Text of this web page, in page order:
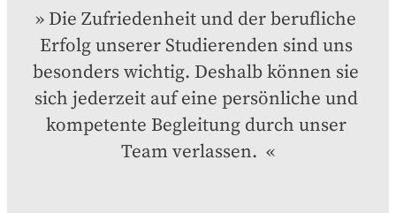
Die Zufriedenheit und der berufliche
Erfolg unserer Studierenden sind uns
besonders wichtig. Deshalb können sie
sich jederzeit auf eine persönliche und
kompetente Begleitung durch unser
Team verlassen.